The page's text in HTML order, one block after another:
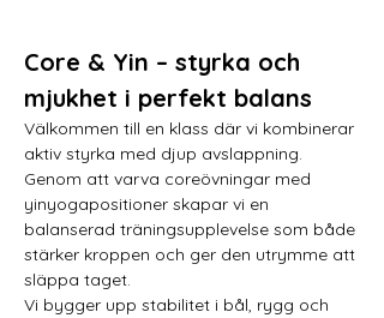
Core & Yin – styrka och
mjukhet i perfekt balans
Välkommen till en klass där vi kombinerar
aktiv styrka med djup avslappning.
Genom att varva coreövningar med
yinyogapositioner skapar vi en
balanserad träningsupplevelse som både
stärker kroppen och ger den utrymme att
släppa taget.
Vi bygger upp stabilitet i bål, rygg och